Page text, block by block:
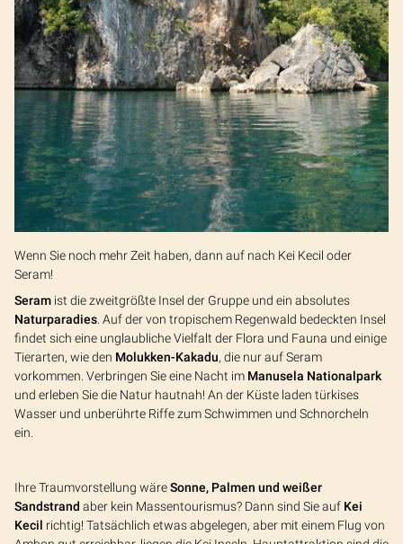
Wenn Sie noch mehr Zeit haben, dann auf nach Kei Kecil oder
Seram!
Seram ist die zweitgrößte Insel der Gruppe und ein absolutes
Naturparadies. Auf der von tropischem Regenwald bedeckten Insel
findet sich eine unglaubliche Vielfalt der Flora und Fauna und einige
Tierarten, wie den Molukken-Kakadu, die nur auf Seram
vorkommen. Verbringen Sie eine Nacht im Manusela Nationalpark
und erleben Sie die Natur hautnah! An der Küste laden türkises
Wasser und unberührte Riffe zum Schwimmen und Schnorcheln
ein.
Ihre Traumvorstellung wäreSonne, Palmen und weißer
Sandstrand aber kein Massentourismus? Dann sind Sie auf Kei
Kecil richtig! Tatsächlich etwas abgelegen, aber mit einem Flug von